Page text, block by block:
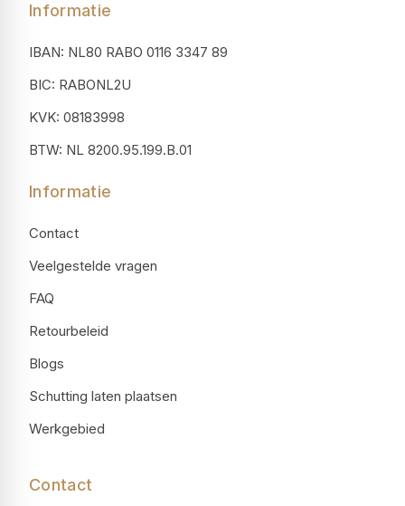
Informatie
IBAN: NL80 RABO 0116 3347 89
BIC: RABONL2U
KVK: 08183998
BTW: NL 8200.95.199.B.01
Informatie
Contact
Veelgestelde vragen
FAQ
Retourbeleid
Blogs
Schutting laten plaatsen
Werkgebied
Contact